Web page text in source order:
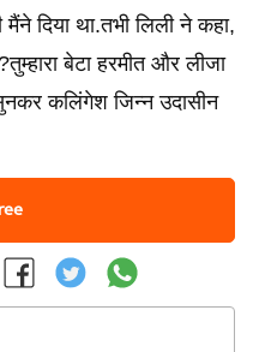
दिया था.तभी लिली ने कहा,
बेटा हरमीत और लीजा
कलिंगेश जिन्न उदासीन